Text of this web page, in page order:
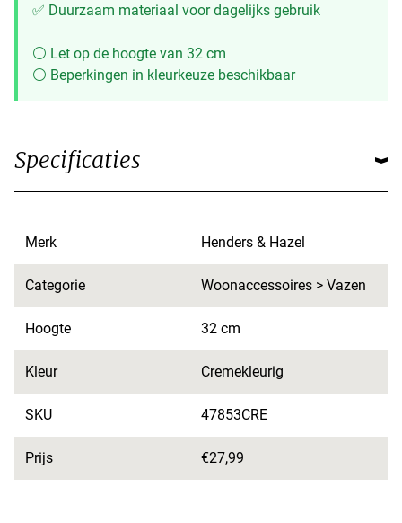
✅ Duurzaam materiaal voor dagelijks gebruik
⚪ Let op de hoogte van 32 cm
⚪ Beperkingen in kleurkeuze beschikbaar
Specificaties
Merk Henders & Hazel
Categorie Woonaccessoires > Vazen
Hoogte 32 cm
Kleur Cremekleurig
SKU 47853CRE
Prijs €27,99